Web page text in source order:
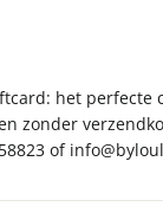
het perfecte
zonder
of